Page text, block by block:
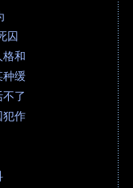
囚
格和
种缓
了
犯作